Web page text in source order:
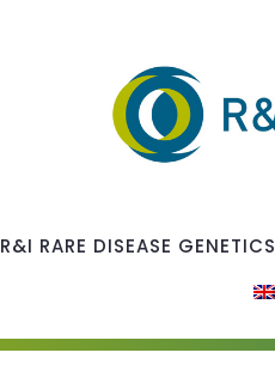
R&I RARE DISEASE GENETICS